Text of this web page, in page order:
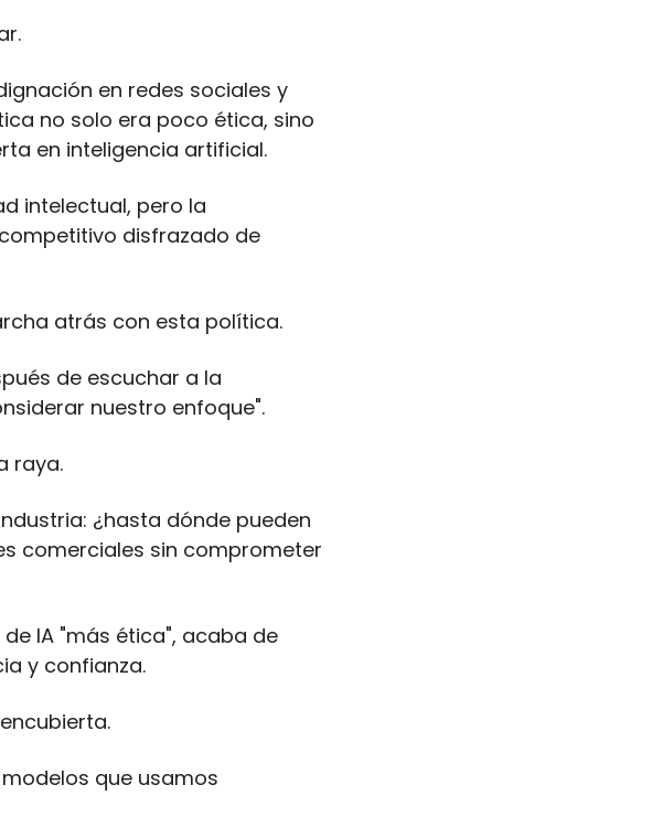
en redes sociales y
no solo era poco ética, sino
en inteligencia artificial.
intelectual, pero la
disfrazado de
atrás con esta política.
de escuchar a la
nuestro enfoque".
raya.
¿hasta dónde pueden
comerciales sin comprometer
IA "más ética", acaba de
y confianza.
que usamos